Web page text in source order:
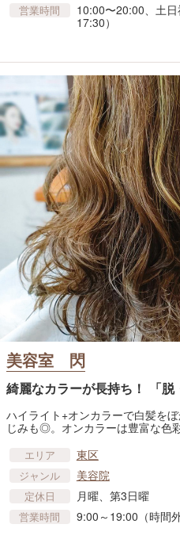
営業時間
10:00〜20:00、土
17:30）
美容室 閃
綺麗なカラーが長持ち！ 「脱
ハイライト+オンカラーで白髪を
じみも◎。オンカラーは豊富な色
エリア 東区
ジャンル 美容院
定休日 月曜、第3日曜
営業時間 9:00～19:00（時間